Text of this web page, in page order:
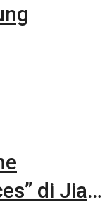
di Jia